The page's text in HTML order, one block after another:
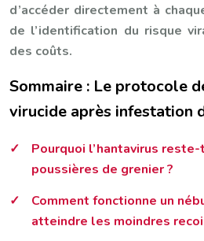
d’accéder directement à
de l’identification du risque
des coûts.
Sommaire : Le protocole
virucide après infestation
Pourquoi l’hantavirus
poussières de grenier ?
Comment fonctionne un
atteindre les moindres